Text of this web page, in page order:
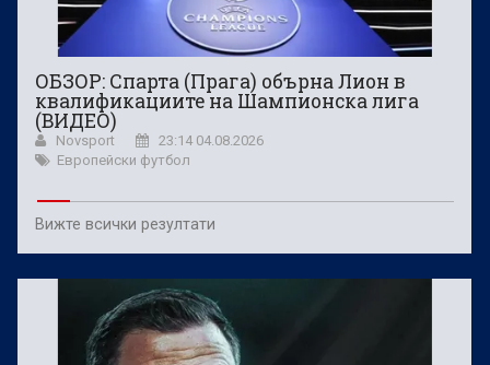
ОБЗОР: Спарта (Прага) обърна Лион в
квалификациите на Шампионска лига
(ВИДЕО)
Novsport
23:14 04.08.2026
Европейски футбол
Вижте всички резултати